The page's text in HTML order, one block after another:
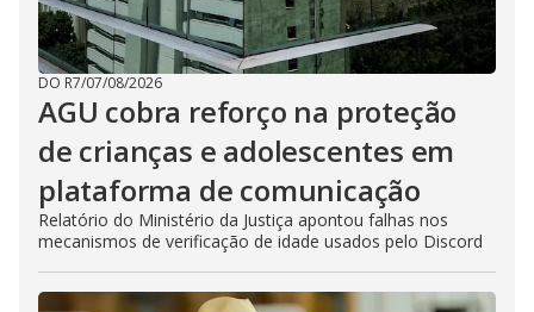
DO R7/07/08/2026
AGU cobra reforço na proteção
de crianças e adolescentes em
plataforma de comunicação
Relatório do Ministério da Justiça apontou falhas nos
mecanismos de verificação de idade usados pelo Discord